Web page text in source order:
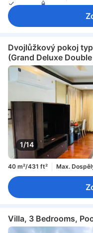
balená voda
místo k
Dvojlůžkový pokoj
(Grand Deluxe
1/14
40 m²/431 ft² Max.
Villa, 3 Bedrooms,